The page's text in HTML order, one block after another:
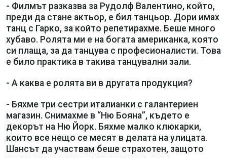
- Филмът разказва за Рудолф Валентино, който,
преди да стане актьор, е бил танцьор. Дори имах
танц с Гарко, за който репетирахме. Беше много
хубаво. Ролята ми е на богата американка, която
си плаща, за да танцува с професионалисти. Това
е било практика в такива танцувални зали.
- А каква е ролята ви в другата продукция?
- Бяхме три сестри италианки с галантериен
магазин. Снимахме в “Ню Бояна”, където е
декорът на Ню Йорк. Бяхме малко клюкарки,
които все нещо се месят в делата на улицата.
Шансът да участвам беше страхотен, защото